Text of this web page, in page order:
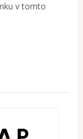
v tomto